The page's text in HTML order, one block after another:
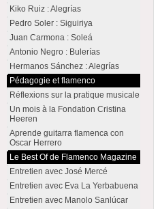
Kiko Ruiz : Alegrías
Pedro Soler : Siguiriya
Juan Carmona : Soleá
Antonio Negro : Bulerías
Hermanos Sánchez : Alegrías
Pédagogie et flamenco
Réflexions sur la pratique musicale
Un mois à la Fondation Cristina
Heeren
Aprende guitarra flamenca con
Oscar Herrero
Le Best Of de Flamenco Magazine
Entretien avec José Mercé
Entretien avec Eva La Yerbabuena
Entretien avec Manolo Sanlúcar